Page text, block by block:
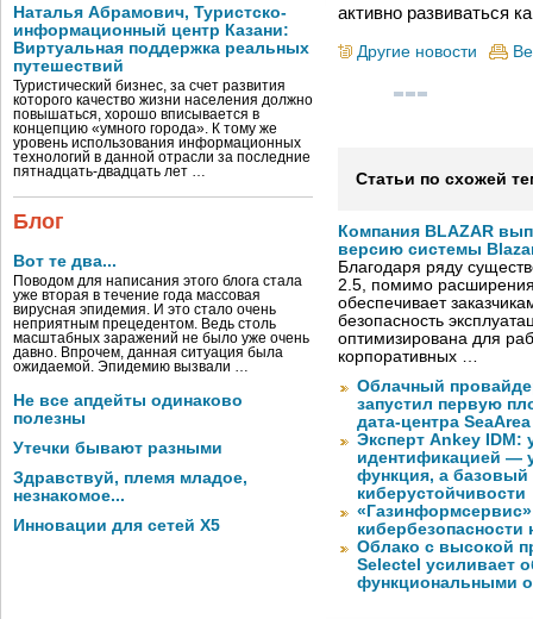
Наталья Абрамович, Туристско-
информационный центр Казани:
Виртуальная поддержка реальных
путешествий
Туристический бизнес, за счет развития
которого качество жизни населения должно
повышаться, хорошо вписывается в
концепцию «умного города». К тому же
уровень использования информационных
технологий в данной отрасли за последние
пятнадцать-двадцать лет …
Блог
Вот те два...
Поводом для написания этого блога стала
уже вторая в течение года массовая
вирусная эпидемия. И это стало очень
неприятным прецедентом. Ведь столь
масштабных заражений не было уже очень
давно. Впрочем, данная ситуация была
ожидаемой. Эпидемию вызвали …
Не все апдейты одинаково
полезны
Утечки бывают разными
Здравствуй, племя младое,
незнакомое...
Инновации для сетей X5
активно развиваться
Другие новости
Статьи по схожей
Компания BLAZAR
версию системы
Благодаря ряду
2.5, помимо
обеспечивает
безопасность
оптимизирована для
корпоративных …
Облачный
запустил первую
дата-центра
Эксперт Ankey IDM:
идентификацией —
функция, а базовый
киберустойчивости
Облако с высокой
Selectel усиливает
функциональными